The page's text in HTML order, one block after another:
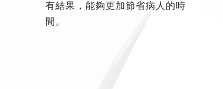
有結果，能夠更加節省病人的時
間。